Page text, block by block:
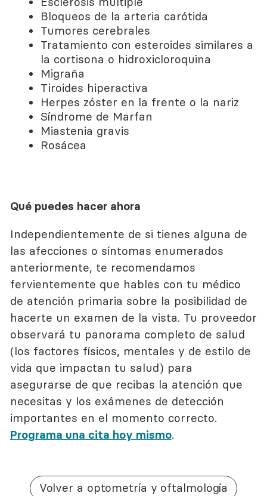
Bloqueos de la arteria carótida
Tumores cerebrales
Tratamiento con esteroides similares a
la cortisona o hidroxicloroquina
Migraña
Tiroides hiperactiva
Herpes zóster en la frente o la nariz
Síndrome de Marfan
Miastenia gravis
Rosácea
Qué puedes hacer ahora
Independientemente de si tienes alguna de
las afecciones o síntomas enumerados
anteriormente, te recomendamos
fervientemente que hables con tu médico
de atención primaria sobre la posibilidad de
hacerte un examen de la vista. Tu proveedor
observará tu panorama completo de salud
(los factores físicos, mentales y de estilo de
vida que impactan tu salud) para
asegurarse de que recibas la atención que
necesitas y los exámenes de detección
importantes en el momento correcto.
Programa una cita hoy mismo.
Volver a optometría y oftalmología